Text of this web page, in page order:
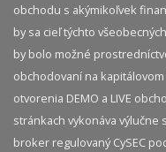
obchodu s akýmikoľvek
by sa cieľ týchto
by bolo možné
obchodovaní na
otvorenia DEMO a LIVE
stránkach vykonáva
broker regulovaný CySEC